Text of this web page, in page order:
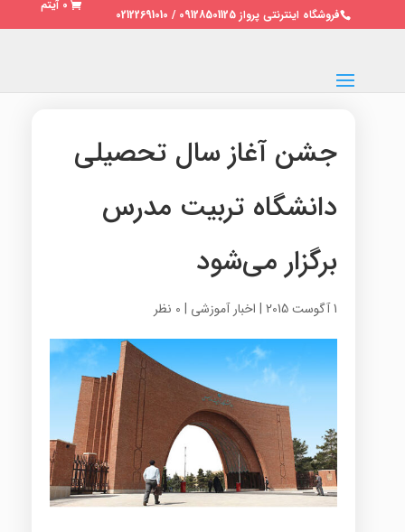
فروشگاه اینترنتی پرواز 09128501125 / 02122691010
0 آیتم
جشن آغاز سال تحصيلي
دانشگاه تربیت مدرس
برگزار می‌شود
1 آگوست 2015 | اخبار آموزشی | 0 نظر